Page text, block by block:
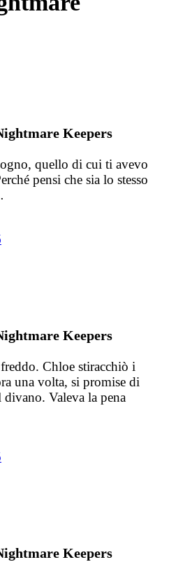
Keepers
quello di cui ti avevo
pensi che sia lo stesso
Keepers
Chloe stiracchiò i
una volta, si promise di
Valeva la pena
Keepers